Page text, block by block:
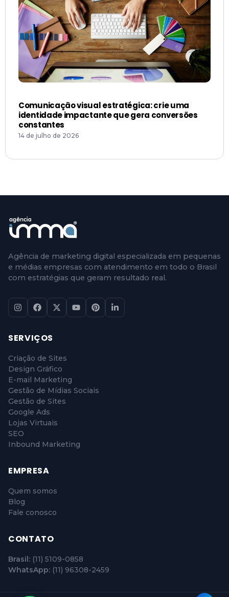
Comunicação visual estratégica: crie uma
identidade impactante que gera conversões
constantes
14 de julho de 2026
Agência de marketing digital especializada em pequenas
e médias empresas com atendimento em todo o Brasil
com estratégias que geram resultado real.
SERVIÇOS
Criação de Sites
Design Gráfico
E-mail Marketing
Gestão de Mídias Sociais
Gestão de Sites
Google Ads
Lojas Virtuais
SEO
Inbound Marketing
EMPRESA
Quem somos
Blog
Fale conosco
CONTATO
Brasil: (11) 5109-0858
WhatsApp: (11) 96308-2459